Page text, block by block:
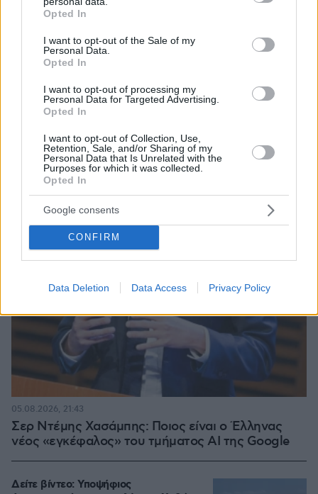
grant or deny consent to Google and its third-party tags to
use your data for below specified purposes in below Google
consent section.
Opted In
I want to opt-out of the Sale of my
Personal Data.
Opted In
I want to opt-out of processing my
Personal Data for Targeted Advertising.
Opted In
I want to opt-out of Collection, Use,
Retention, Sale, and/or Sharing of my
Personal Data that Is Unrelated with the
Purposes for which it was collected.
Opted In
Google consents
CONFIRM
Data Deletion Data Access Privacy Policy
Ζευγάρι Βρετανών με 3 παιδιά πούλησαν τα πάντα
για να αγοράσουν σπίτι στην Αιγιάλεια,
καταστράφηκε από την πυρκαγιά λίγο πριν
μετακομίσουν, φωτογραφίες
05.08.2026, 19:53
Σερ Ντέμης Χασάμπης: Ποιος είναι ο Έλληνας
νέος «εγκέφαλος» του τμήματος AI της Google
05.08.2026, 21:43
Δείτε βίντεο: Υποψήφιος